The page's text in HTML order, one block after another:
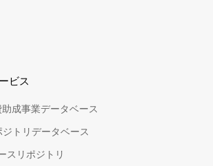
ビス
成事業データベース
トリデータベース
スリポジトリ